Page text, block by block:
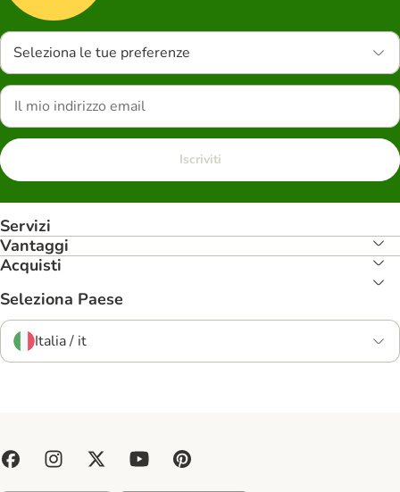
Seleziona le tue preferenze
Iscriviti
Servizi
Vantaggi
Acquisti
Seleziona Paese
Italia / it